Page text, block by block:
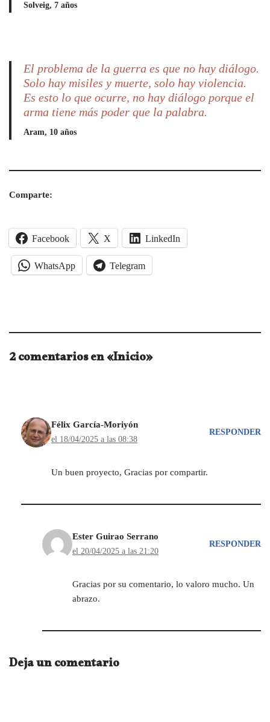
Solveig, 7 años
El problema de la guerra es que no hay diálogo.
Solo hay misiles y muerte, solo hay violencia.
Es esto lo que ocurre, no hay diálogo porque el
arma tiene más poder que la palabra.
Aram, 10 años
Comparte:
Facebook X LinkedIn
WhatsApp Telegram
2 comentarios en «Inicio»
Félix García-Moriyón
el 18/04/2025 a las 08:38
RESPONDER
Un buen proyecto, Gracias por compartir.
Ester Guirao Serrano
el 20/04/2025 a las 21:20
RESPONDER
Gracias por su comentario, lo valoro mucho. Un
abrazo.
Deja un comentario